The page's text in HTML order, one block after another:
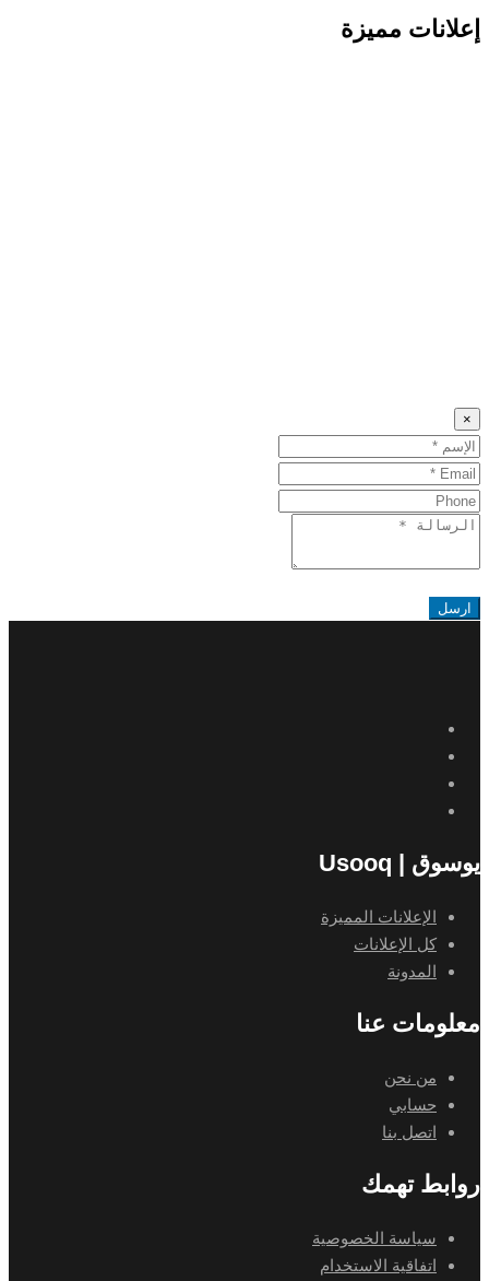
إعلانات مميزة
×
Name
البريد
الإلكتروني
Phone
Message
ارسل
يوسوق | Usooq
الإعلانات المميزة
كل الإعلانات
المدونة
معلومات عنا
من نحن
حسابي
اتصل بنا
روابط تهمك
سياسة الخصوصية
اتفاقية الاستخدام